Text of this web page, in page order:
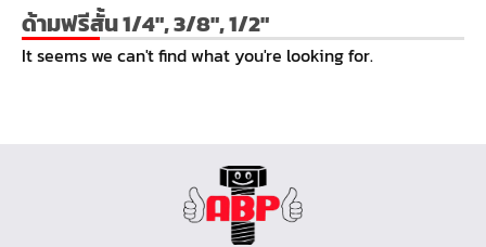
หน้าแปลนเชื่อม SUS304 JEF PN40 RF
หน้าแปลนเชื่อม SUS304 JEF PN25 RF
หน้าแปลนเชื่อม SUS304 JEF 10K FF
หน้าแปลนเชื่อม SUS304 JEF 5K FF
ด้ามฟรีสั้น 1/4", 3/8", 1/2"
It seems we can't find what you're looking for.